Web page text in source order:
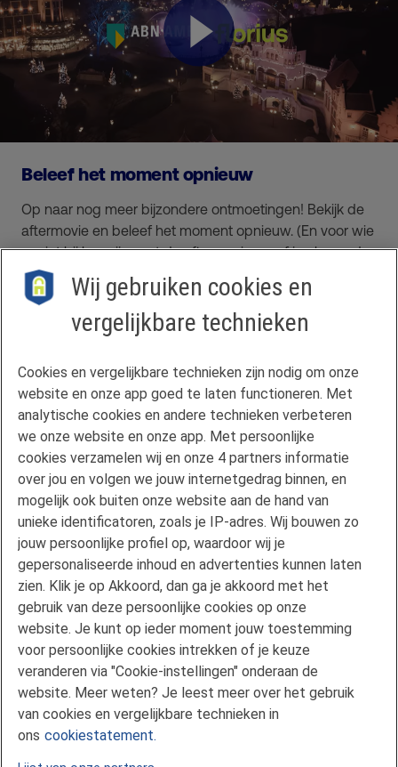
Beleef het moment opnieuw
Op naar nog meer bijzondere ontmoetingen! Bekijk de
aftermovie en beleef het moment opnieuw. (En voor wie
er niet bij kon zijn: met de aftermovie proef je alsnog de
sfeer!)
Veelgestelde vragen
Klachtenregeling
Privacyverklaring
Disclaimer
Gebruikersvoorwaarden FAN
Actuele rente
Downloads
Kredietgids
Toegang aanvragen
Over Florius
Samenwerken met Florius
Pers
Nieuwsbrief
Volg ons op LinkedIn
Wij gebruiken cookies en
vergelijkbare technieken
Cookies en vergelijkbare technieken zijn nodig om onze
website en onze app goed te laten functioneren. Met
analytische cookies en andere technieken verbeteren
we onze website en onze app. Met persoonlijke
cookies verzamelen wij en onze 4 partners informatie
over jou en volgen we jouw internetgedrag binnen, en
mogelijk ook buiten onze website aan de hand van
unieke identificatoren, zoals je IP-adres. Wij bouwen zo
jouw persoonlijke profiel op, waardoor wij je
gepersonaliseerde inhoud en advertenties kunnen laten
zien. Klik je op Akkoord, dan ga je akkoord met het
gebruik van deze persoonlijke cookies op onze
website. Je kunt op ieder moment jouw toestemming
voor persoonlijke cookies intrekken of je keuze
veranderen via "Cookie-instellingen" onderaan de
website. Meer weten? Je leest meer over het gebruik
van cookies en vergelijkbare technieken in
ons cookiestatement.